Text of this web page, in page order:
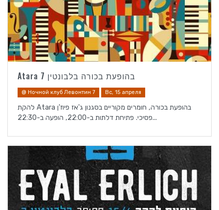
Atara בהופעת בכורה בלבונטין 7
@ Ночной клуб Левонтин 7 Вс, 15 апреля
להקת Atara בהופעת בכורה, חומרים מקוריים בסגנון ג'אז פיוז'ן
פסיכי. פתיחת דלתות ב-22:00, הופעה ב-22:30...